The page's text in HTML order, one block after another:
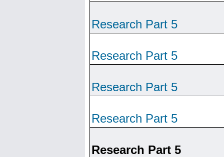
Research Part 5
Research Part 5
Research Part 5
Research Part 5
Research Part 5